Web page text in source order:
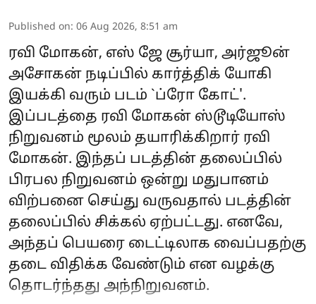
Published on: 06 Aug 2026, 8:51 am
ரவி மோகன், எஸ் ஜே சூர்யா, அர்ஜூன்
அசோகன் நடிப்பில் கார்த்திக் யோகி
இயக்கி வரும் படம் `ப்ரோ கோட்'.
இப்படத்தை ரவி மோகன் ஸ்டூடியோஸ்
நிறுவனம் மூலம் தயாரிக்கிறார் ரவி
மோகன். இந்தப் படத்தின் தலைப்பில்
பிரபல நிறுவனம் ஒன்று மதுபானம்
விற்பனை செய்து வருவதால் படத்தின்
தலைப்பில் சிக்கல் ஏற்பட்டது. எனவே,
அந்தப் பெயரை டைட்டிலாக வைப்பதற்கு
தடை விதிக்க வேண்டும் என வழக்கு
தொடர்ந்தது அந்நிறுவனம்.